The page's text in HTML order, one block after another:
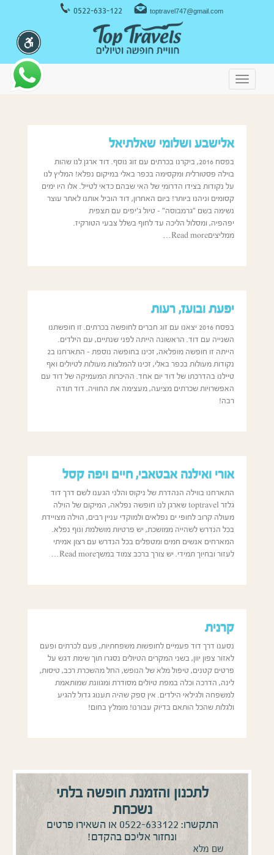
0522-633-122 toptravel747@gmail.com
Toggle
navigation
אלישבע ושלומי שאלתיאל
בפסח 2016, ביקרנו בכרתים עם זוג נוסף. דוד ארגן לנו שהות
בוילה פסטורלית ומקסימה בכפר באלי במיקום נפלא! המליץ לנו
על נקודות בצידו הדרומי של האי שבהם כדאי לטייל. אלו היו ימים
קסומים וניהנו ביותר! ביום האחרון, דוד הוביל אותנו לאתר עוצר
נשימה בשם "גרמבוסה" – טיול ג׳יפים עם תצפית
יפהפיה, ומסלול הליכה עד לחוף בשלל צבעי הטורקיז.
ממליציםRead more…
יפעת ובועז, רעות
בפסח 2016 יצאנו עם זוג חברים לחופשה בכרתים. זו חופשתנו
השנייה עם דוד. הראשונה הייתה לפני שנתיים, עם הילדים.
הייתה זו חופשה מופלאה, זכינו בחופשה נוספת – התארחנו ב2
נקודות מעולות בכפר באלי, זכינו להמלצות מעולות לטיולים ואף
טיילנו בהדרכתו של דוד יום אחד. ההיכרות המעמיקה של דוד עם
האפשרויות שכרתים מציעה, מעצימה את החוויה. דוד תודה
רבה!
אורי ואילנה אבטאבי, חיים ויפה קסל
התארחנו בווילה הנהדרת של ניקוס והלני הגענו לשם דרך דוד
גלזר toptravel שארגן לנו חופשה נפלאה, המיקום של הוילה
מעולה קרוב לחופי ים נפלאים ולמוקדי עניין רבים, הוילה מצויידת
בכל הנדרש לשהייה ממושכת, יש פרטיות מושלמת ונוף נפלא.
המארחים אנשים חמים ומטפלים בכל הנדרש עם רצון אמיתי
לעזור ובחיוך תמידי. יש צורך ברכב צמוד במשךRead more…
קרנית
נסענו דרך דוד פעמיים לחופשות משפחתיות, פעם לכרתים ופעם
לאזור צפון יוון, בשני המקרים הטיולים נסגרו תוך שימת דגש על
פרטים קטנים, טיפול מלא של הנופש, החל מהשכרת רכב, טיסות,
לינה, הדרכה וכלה במפת טיולים מסודרת ומגוונת שמותאמת
למשפחה ולגילאי הילדים. אין ספק שהיה תענוג גדול להגיע
ולגלות שהכל הותאם בדיוק עבורנו! מומלץ בחום!
לתכנון והזמנת חופשה בלתי
נשכחת
התקשרו: 0522-633122 או השאירו פרטים
ונחזור אליכם בהקדם!
שם מלא
ניווט במקלדת